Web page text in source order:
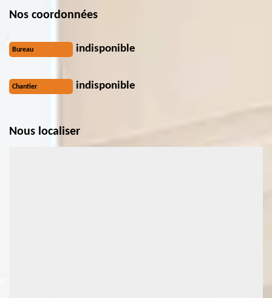
Nos coordonnées
Bureau indisponible
Chantier indisponible
Nous localiser